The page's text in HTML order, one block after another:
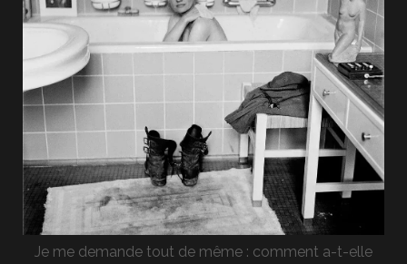
Je me demande tout de même : comment a-t-elle